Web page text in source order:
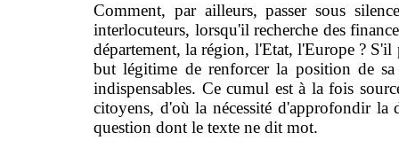
Comment, par ailleurs, passer sous
interlocuteurs, lorsqu'il recherche des
département, la région, l'Etat, l'Europe ? S'il
but légitime de renforcer la position de sa
indispensables. Ce cumul est à la fois
citoyens, d'où la nécessité d'approfondir la
question dont le texte ne dit mot.